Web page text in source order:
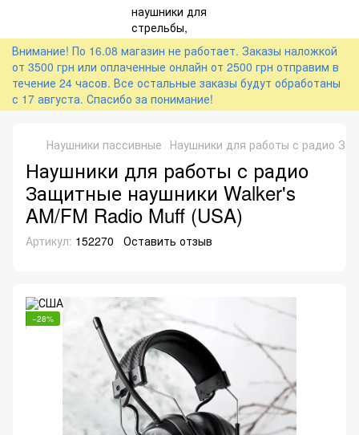
Внимание! По 16.08 магазин не работает. Заказы наложкой
от 3500 грн или оплаченные онлайн от 2500 грн отправим в
течение 24 часов. Все остальные заказы будут обработаны
с 17 августа. Спасибо за понимание!
Наушники пассивные Наушники для работы с радио
Наушники для работы с радио
Защитные наушники Walker's
AM/FM Radio Muff (USA)
Артикул: 152270 Оставить отзыв
−28%